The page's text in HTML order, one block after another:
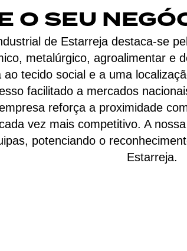
O SEU
de Estarreja destaca-se
metalúrgico, agroalimentar e
ao tecido social e a uma
facilitado a mercados
reforça a proximidade
vez mais competitivo. A
potenciando o
Estarreja.